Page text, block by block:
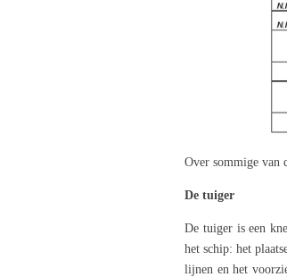
Over sommige van
De tuiger
De tuiger is een
het schip: het
lijnen en het